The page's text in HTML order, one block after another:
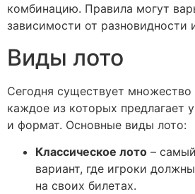
комбинацию. Правила могут
зависимости от разновидности
Виды лото
Сегодня существует множество
каждое из которых предлагает
и формат. Основные виды лото:
Классическое лото –
вариант, где игроки
на своих билетах.